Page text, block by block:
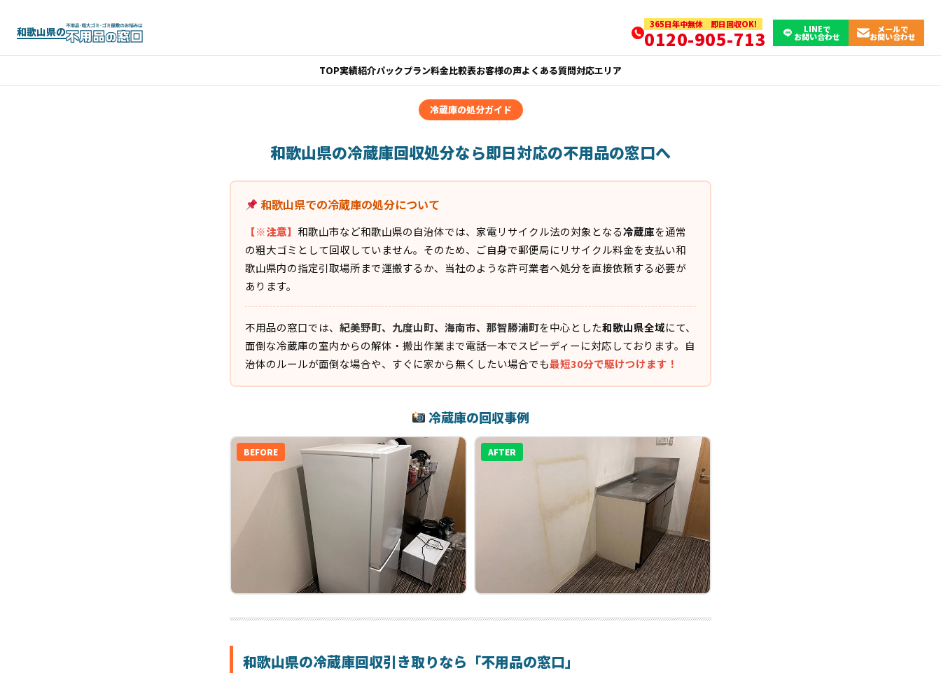
和歌山県の
365日年中無休 即日回収OK!
0120-905-713 LINEで
お問い合わせ
メールで
お問い合わせ
TOP実績紹介パックプラン料金比較表お客様の声よくある質問対応エリア
冷蔵庫の処分ガイド
和歌山県の冷蔵庫回収処分なら即日対応の不用品の窓口へ
和歌山県での冷蔵庫の処分について
【※注意】 和歌山市など和歌山県の自治体では、家電リサイクル法の対象となる冷蔵庫を通常
の粗大ゴミとして回収していません。そのため、ご自身で郵便局にリサイクル料金を支払い和
歌山県内の指定引取場所まで運搬するか、当社のような許可業者へ処分を直接依頼する必要が
あります。
不用品の窓口では、 紀美野町、九度山町、海南市、那智勝浦町を中心とした和歌山県全域にて、
面倒な冷蔵庫の室内からの解体・搬出作業まで電話一本でスピーディーに対応しております。自
治体のルールが面倒な場合や、すぐに家から無くしたい場合でも最短30分で駆けつけます！
冷蔵庫の回収事例
BEFORE AFTER
和歌山県の冷蔵庫回収引き取りなら「不用品の窓口」